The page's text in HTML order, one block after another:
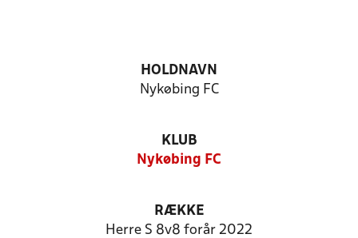
HOLDNAVN
Nykøbing FC
KLUB
Nykøbing FC
RÆKKE
Herre S 8v8 forår 2022